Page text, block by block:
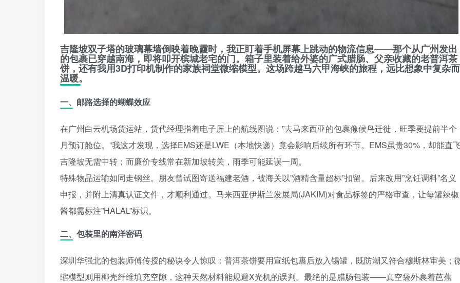
吉隆坡双子塔的玻璃幕墙倒映着晚霞时，我正盯着手机屏幕上跳动的物流信息——那个从广州发出
的包裹已穿越南海，即将叩开槟城老宅的门。箱子里装着给外婆的广式腊肠、父亲收藏的老普洱茶
饼，还有我用3D打印机制作的家族祠堂微缩模型。这场跨越马六甲海峡的旅程，远比想象中复杂而
温暖。
一、邮路选择的蝴蝶效应
在广州白云机场货运站，货代经理指着电子屏上的航线图说：”去马来西亚的包裹像候鸟迁徙，旺季要提前半个
月预订舱位。”我这才发现，选择EMS还是LWE（本地快递）竟会影响后续所有环节。EMS虽贵30%，却能直
吉隆坡无需中转；而廉价专线常在新加坡转关，雨季可能延误一周。
特殊物品运输如同走钢丝。朋友曾试图寄送福建老酒，被海关以”酒精含量超标”扣留。后来改用”烹饪调料”名义
申报，并附上清真认证文件，才顺利通过。马来西亚伊斯兰发展局(JAKIM)对食品标签的严格审查，让每罐辣椒
酱都需标注”HALAL”标识。
二、包装里的南洋密码
深圳华强北的包装师傅传授的秘诀令人惊叹：普洱茶饼要用宣纸包裹后放入锡罐，既防潮又符合穆斯林审美；
缩模型则用椰壳纤维填充空隙，这种天然材料能规避X光机的误判。最绝的是腊肠包装——真空袋外裹着芭蕉